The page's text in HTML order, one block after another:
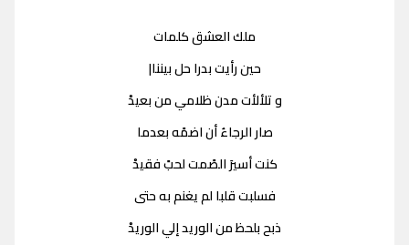
ملك العشق كلمات
حين رأيت بدرا حل بيننا|
و تلألأت مدن ظلامي من بعيدْ
صار الرجاءُ أن اضمًه بعدما
كنت أسيرَ الصًمت لحبً فقيدْ
فسلبت قلبا لم يغنم به حتى
ذبح بلحظ من الوريد إلي الوريدْ